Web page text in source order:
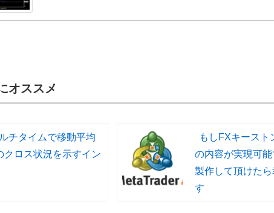
オススメ
チタイムで移動平均
クロス状況を示すイン
もしFXキースト
の内容が実現可能
製作して頂けた
す